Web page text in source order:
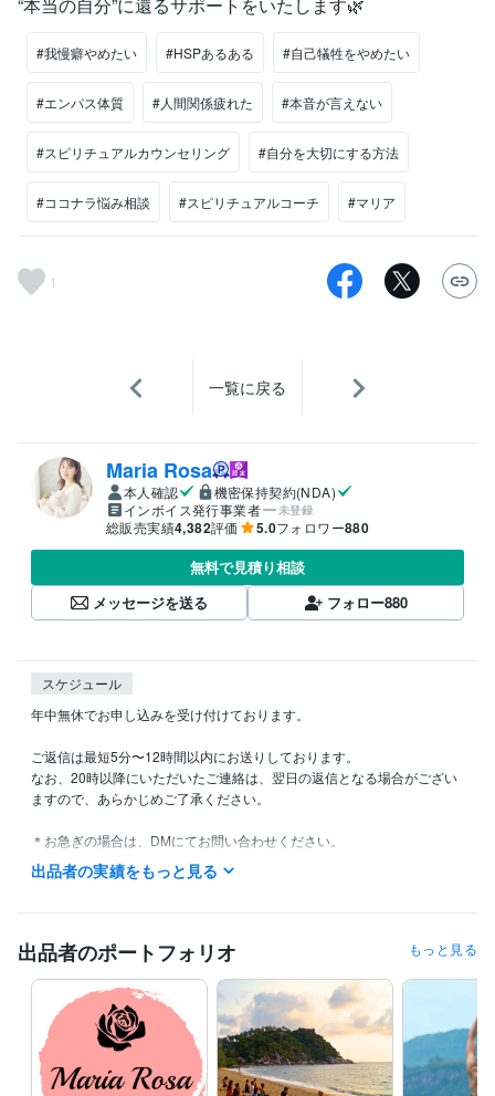
#我慢癖やめたい #HSPあるある #自己犠牲をやめたい
#エンパス体質 #人間関係疲れた #本音が言えない
#スピリチュアルカウンセリング #自分を大切にする方法
#ココナラ悩み相談 #スピリチュアルコーチ #マリア
1
一覧に戻る
Maria Rosa
本人確認
機密保持契約(NDA)
インボイス発行事業者
未登録
総販売実績4,382評価 5.0フォロワー880
無料で見積り相談
メッセージを送る
フォロー880
スケジュール
年中無休でお申し込みを受け付けております。
ご返信は最短5分〜12時間以内にお送りしております。
なお、20時以降にいただいたご連絡は、翌日の返信となる場合がござい
ますので、あらかじめご了承ください。
＊お急ぎの場合は、DMにてお問い合わせください。
ただし、まれに気づかないことがございます。
数日経っても返信がない場合は、大変お手数ですが再度ご連絡いただけ
また、講座・イベント・出張などの都合により、通常より返信にお時間
をいただく日もございます。
何卒ご理解いただけますようお願いいたします。
経験職種
クリエイター / ライター・編集 経験年数 : 15年
クリエイター / 翻訳家・通訳 経験年数 : 15年
クリエイター / 音楽家・作曲家・作詞家 経験年数 : 10年
出品者の実績をもっと見る
出品者のポートフォリオ もっと見る